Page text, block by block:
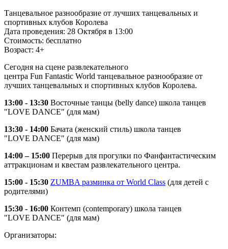
Танцевальное разнообразие от лучших танцевальных и
спортивных клубов Королева
Дата проведения: 28 Октября в 13:00
Стоимость: бесплатно
Возраст: 4+
Сегодня на сцене развлекательного
центра Fun Fantastic World танцевальное разнообразие от
лучших танцевальных и спортивных клубов Королева.
13:00 - 13:30 Восточные танцы (belly dance) школа танцев
"LOVE DANCE" (для мам)
13:30 - 14:00 Бачата (женский стиль) школа танцев
"LOVE DANCE" (для мам)
14:00 – 15:00 Перерыв для прогулки по Фанфантастическим
аттракционам и квестам развлекательного центра.
15:00 - 15:30 ZUMBA разминка от World Class (для детей с
родителями)
15:30 - 16:00 Контемп (contemporary) школа танцев
"LOVE DANCE" (для мам)
Организаторы: